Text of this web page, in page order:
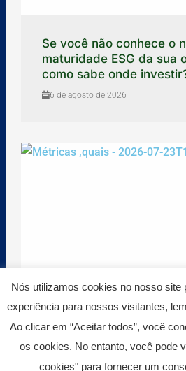
Se você não conhece o
maturidade ESG da sua
como sabe onde
6 de agosto de 2026
Sua empresa está
para as novas
Nós utilizamos cookies no nosso site
experiência para nossos visitantes,
Ao clicar em “Aceitar todos”, você
os cookies. No entanto, você pode
cookies" para fornecer um